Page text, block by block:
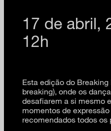
17 de abril,
12h
Esta edição do
breaking), onde os
desafiarem a si mesmo
momentos de
recomendados todos